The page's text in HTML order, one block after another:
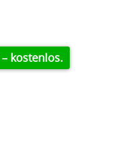
kostenlos.